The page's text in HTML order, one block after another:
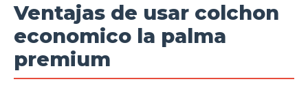
Ventajas de usar colchon
economico la palma
premium